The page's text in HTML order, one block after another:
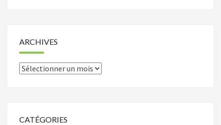
ARCHIVES
Archives
CATÉGORIES